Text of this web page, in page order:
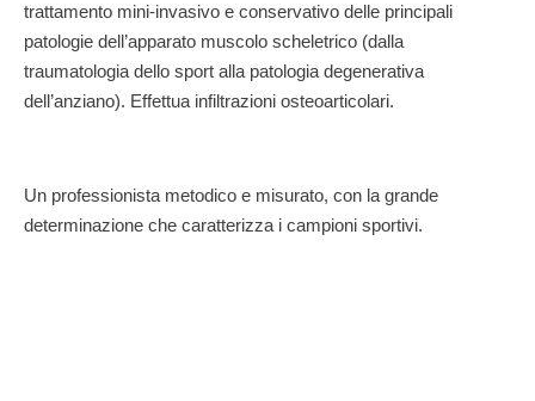
trattamento mini-invasivo e conservativo delle principali
patologie dell’apparato muscolo scheletrico (dalla
traumatologia dello sport alla patologia degenerativa
dell’anziano). Effettua infiltrazioni osteoarticolari.
Un professionista metodico e misurato, con la grande
determinazione che caratterizza i campioni sportivi.